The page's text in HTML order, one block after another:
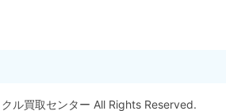
ル買取センター All Rights Reserved.